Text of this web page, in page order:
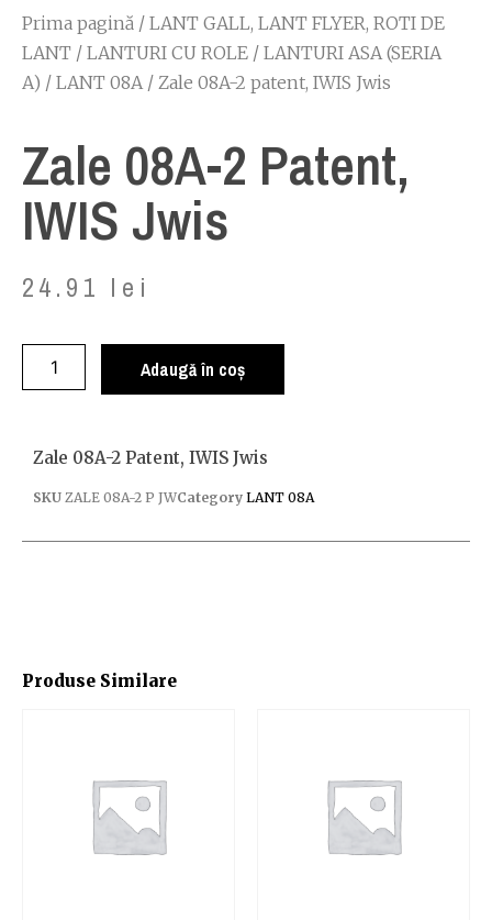
Prima pagină / LANT GALL, LANT FLYER, ROTI DE
LANT / LANTURI CU ROLE / LANTURI ASA (SERIA
A) / LANT 08A/ Zale 08A-2 patent, IWIS Jwis
Zale 08A-2 Patent,
IWIS Jwis
24.91 lei
Adaugă în coș
Produse Similare
Zale 08A-2 Patent, IWIS Jwis
SKU ZALE 08A-2 P JWCategory LANT 08A